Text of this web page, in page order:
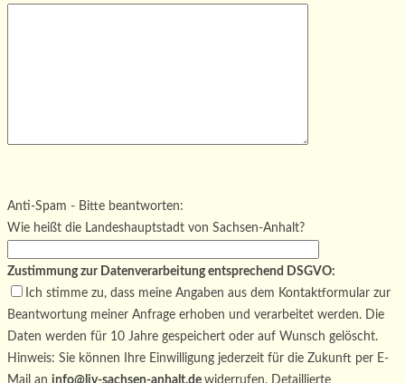
Bitte lasse dieses Feld leer.
Anti-Spam - Bitte beantworten:
Wie heißt die Landeshauptstadt von Sachsen-Anhalt?
Zustimmung zur Datenverarbeitung entsprechend DSGVO:
Ich stimme zu, dass meine Angaben aus dem Kontaktformular zur
Beantwortung meiner Anfrage erhoben und verarbeitet werden. Die
Daten werden für 10 Jahre gespeichert oder auf Wunsch gelöscht.
Hinweis: Sie können Ihre Einwilligung jederzeit für die Zukunft per E-
Mail an info@ljv-sachsen-anhalt.de widerrufen. Detaillierte